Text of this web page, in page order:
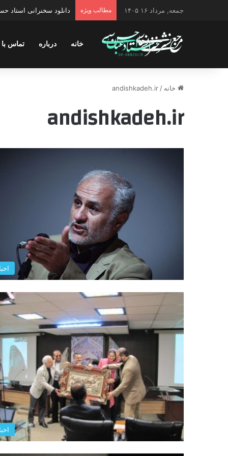
جمعه, مرداد ۱۶ ۱۴۰۵ مطالب ویژه دانلود سخنرانی استاد
خانه درباره تماس با
خانه /
andishkadeh.ir
andishkadeh.ir